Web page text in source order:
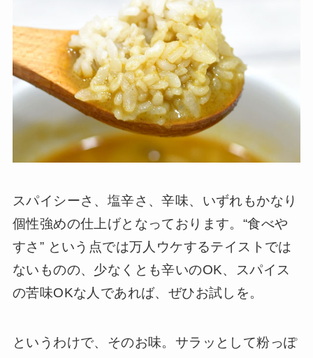
スパイシーさ、塩辛さ、辛味、いずれもかなり
個性強めの仕上げとなっております。“食べや
すさ” という点では万人ウケするテイストでは
ないものの、少なくとも辛いのOK、スパイス
の苦味OKな人であれば、ぜひお試しを。
というわけで、そのお味。サラッとして粉っぽ